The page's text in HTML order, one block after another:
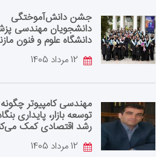
جشن دانش‌آموختگی
دانشجویان مهندسی
دانشگاه علوم و فنون
مهندسی کامپیوتر
توسعه بازار، پایداری
رشد اقتصادی کمک